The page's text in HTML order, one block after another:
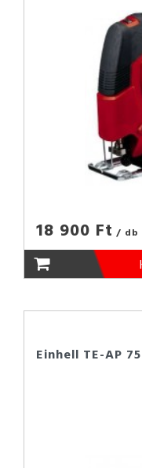
18 900 Ft / db
Einhell TE-AP